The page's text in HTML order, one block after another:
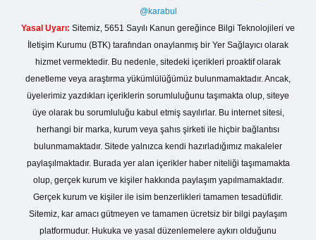
@karabul
Yasal Uyarı: Sitemiz, 5651 Sayılı Kanun gereğince Bilgi Teknolojileri ve
İletişim Kurumu (BTK) tarafından onaylanmış bir Yer Sağlayıcı olarak
hizmet vermektedir. Bu nedenle, sitedeki içerikleri proaktif olarak
denetleme veya araştırma yükümlülüğümüz bulunmamaktadır. Ancak,
üyelerimiz yazdıkları içeriklerin sorumluluğunu taşımakta olup, siteye
üye olarak bu sorumluluğu kabul etmiş sayılırlar. Bu internet sitesi,
herhangi bir marka, kurum veya şahıs şirketi ile hiçbir bağlantısı
bulunmamaktadır. Sitede yalnızca kendi hazırladığımız makaleler
paylaşılmaktadır. Burada yer alan içerikler haber niteliği taşımamakta
olup, gerçek kurum ve kişiler hakkında paylaşım yapılmamaktadır.
Gerçek kurum ve kişiler ile isim benzerlikleri tamamen tesadüfidir.
Sitemiz, kar amacı gütmeyen ve tamamen ücretsiz bir bilgi paylaşım
platformudur. Hukuka ve yasal düzenlemelere aykırı olduğunu